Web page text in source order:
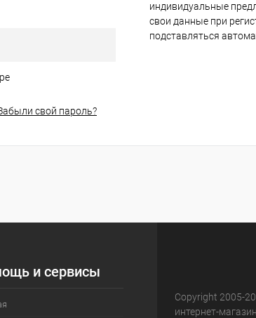
свой пароль?
индивидуальные
свои данные при
подставляться
и сервисы
Copyright 2005-
интернет-